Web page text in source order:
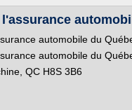
automobile du
automobile du
QC H8S 3B6